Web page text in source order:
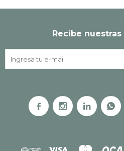
Recibe
   